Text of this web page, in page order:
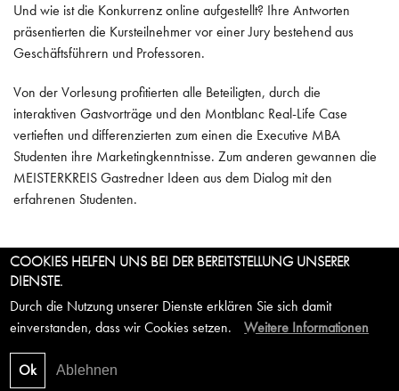
Und wie ist die Konkurrenz online aufgestellt? Ihre Antworten
präsentierten die Kursteilnehmer vor einer Jury bestehend aus
Geschäftsführern und Professoren.
Von der Vorlesung profitierten alle Beteiligten, durch die
interaktiven Gastvorträge und den Montblanc Real-Life Case
vertieften und differenzierten zum einen die Executive MBA
Studenten ihre Marketingkenntnisse. Zum anderen gewannen die
MEISTERKREIS Gastredner Ideen aus dem Dialog mit den
erfahrenen Studenten.
© 2026 MEISTERKREIS – DEUTSCHLAND
UNTER DEN LINDEN 10 | 10117 BERLIN | TEL. +49 (0)30 700
IMPRESSUM|DATENSCHUTZ
COOKIES HELFEN UNS BEI DER BEREITSTELLUNG UNSERER
DIENSTE.
Durch die Nutzung unserer Dienste erklären Sie sich damit
einverstanden, dass wir Cookies setzen.
Weitere Informationen
Ok Ablehnen